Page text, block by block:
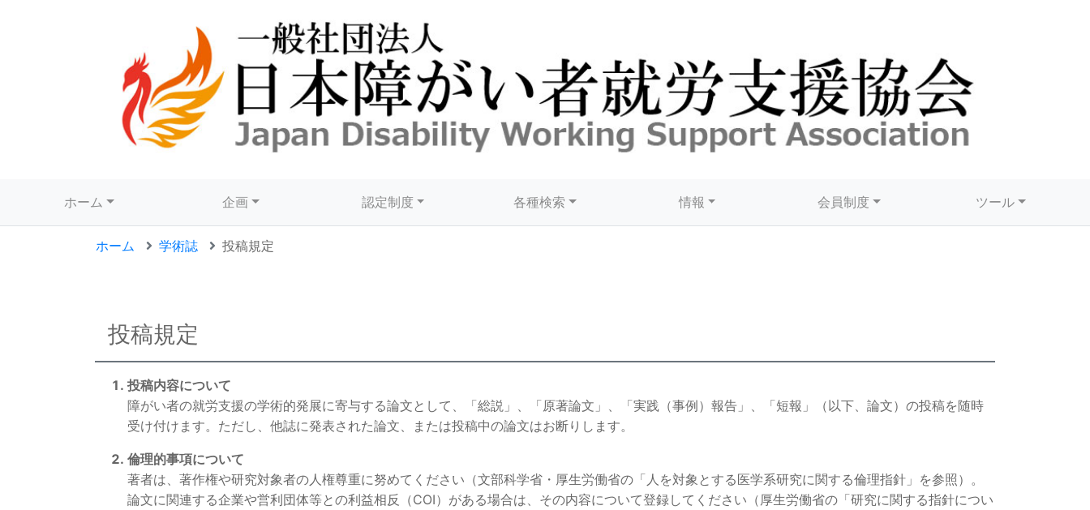
ホーム 企画 認定制度 各種検索 情報 会員制度 ツール
ホーム 学術誌 投稿規定
投稿規定
投稿内容について
障がい者の就労支援の学術的発展に寄与する論文として、「総説」、「原著論文」、「実践（事例）報告」、「短報」（以下、論文）の投稿を随時
受け付けます。ただし、他誌に発表された論文、または投稿中の論文はお断りします。
倫理的事項について
著者は、著作権や研究対象者の人権尊重に努めてください（文部科学省・厚生労働省の「人を対象とする医学系研究に関する倫理指針」を参照）。
論文に関連する企業や営利団体等との利益相反（COI）がある場合は、その内容について登録してください（厚生労働省の「研究に関する指針につい